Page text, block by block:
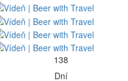
138
Dní